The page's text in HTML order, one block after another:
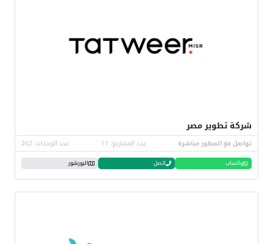
شركة تطوير مصر
تواصل مع المطور مباشرة عدد المشاريع: 11 عدد الوحدات: 262
واتساب اتصل البورشور